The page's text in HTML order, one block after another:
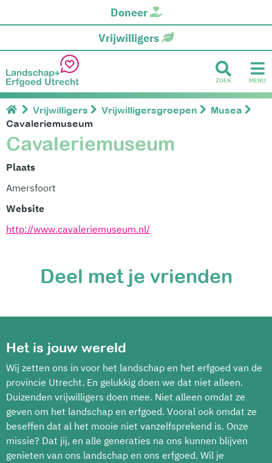
Doneer
Vrijwilligers
ZOEK MENU
Vrijwilligers Vrijwilligersgroepen
Musea
Cavaleriemuseum
Cavaleriemuseum
Plaats
Amersfoort
Website
http://www.cavaleriemuseum.nl/
Deel met je vrienden
Het is jouw wereld
Wij zetten ons in voor het landschap en het erfgoed van de
provincie Utrecht. En gelukkig doen we dat niet alleen.
Duizenden vrijwilligers doen mee. Niet alleen omdat ze
geven om het landschap en erfgoed. Vooral ook omdat ze
beseffen dat al het mooie niet vanzelfsprekend is. Onze
missie? Dat jij, en alle generaties na ons kunnen blijven
genieten van ons landschap en ons erfgoed. Wil je